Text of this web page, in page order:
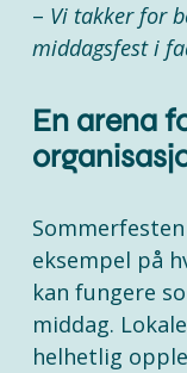
– Vi takker for
middagsfest i
En arena
eksempel på
kan fungere
middag.
helhetlig